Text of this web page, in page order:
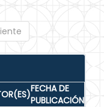
FECHA DE
PUBLICACIÓN